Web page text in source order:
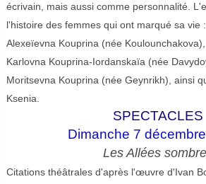
écrivain, mais aussi comme personnalité.
l'histoire des femmes qui ont marqué sa vie
Alexeïevna Kouprina (née
Karlovna Kouprina-Iordanskaïa (née
Moritsevna Kouprina (née Geynrikh), ainsi
Ksenia.
SPECTACLES
Dimanche 7
Les Allées
Citations théâtrales d'après l'œuvre d'Ivan